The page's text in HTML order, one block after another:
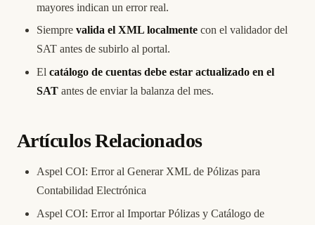
mayores indican un error real.
Siempre valida el XML localmente con el validador del
SAT antes de subirlo al portal.
El catálogo de cuentas debe estar actualizado en el
SAT antes de enviar la balanza del mes.
Artículos Relacionados
Aspel COI: Error al Generar XML de Pólizas para
Contabilidad Electrónica
Aspel COI: Error al Importar Pólizas y Catálogo de